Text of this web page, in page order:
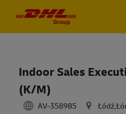
Indoor Sales
(K/M)
AV-358985